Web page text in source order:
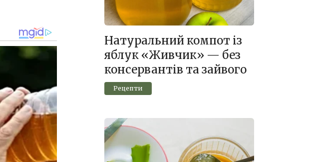
Натуральний компот із
яблук «Живчик» — без
консервантів та зайвого
Рецепти